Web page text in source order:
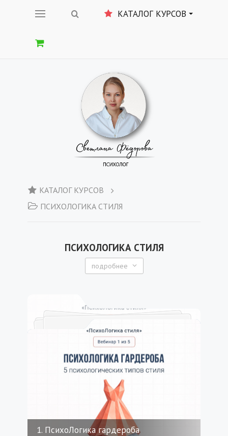
КАТАЛОГ КУРСОВ
КАТАЛОГ КУРСОВ
ПСИХОЛОГИКА СТИЛЯ
ПСИХОЛОГИКА СТИЛЯ
подробнее
1. ПсихоЛогика гардероба